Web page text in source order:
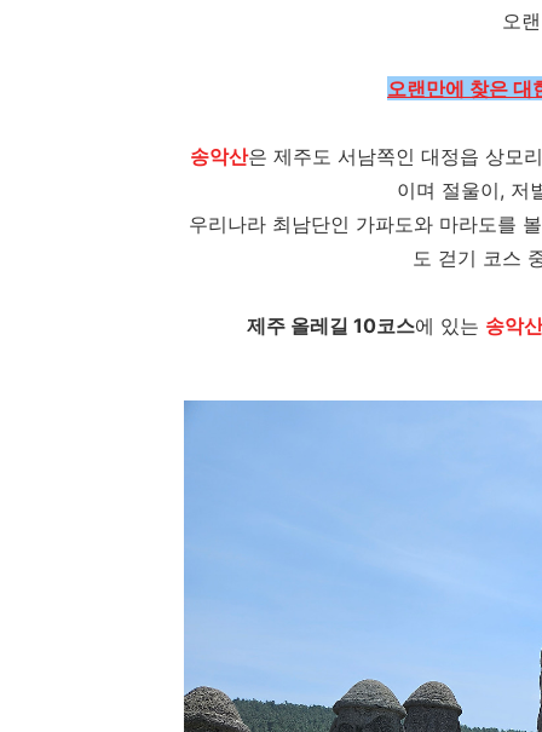
오
오랜만에 찾은 대
송악산은 제주도 서남쪽인 대정읍 상모
이며 절울이, 저
우리나라 최남단인 가파도와 마라도를
도 걷기 코스
제주 올레길 10코스에 있는 송악